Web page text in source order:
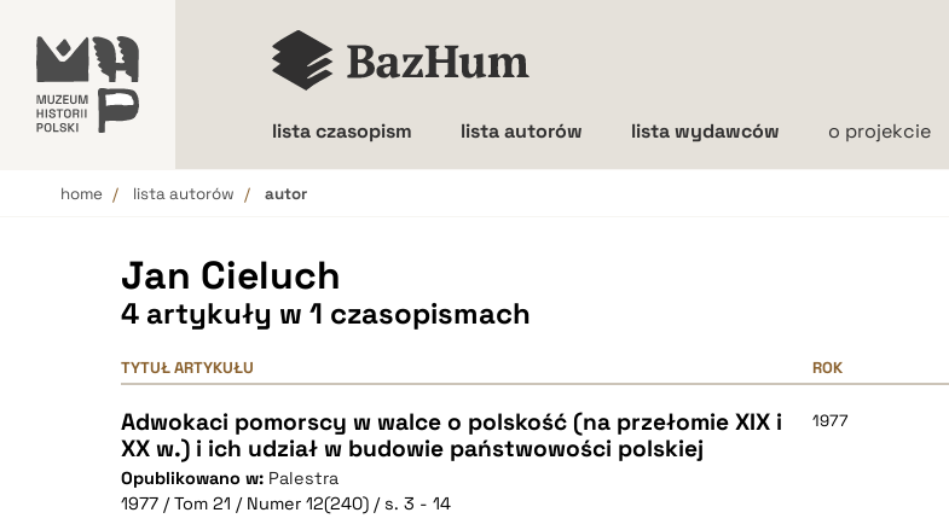
lista czasopism lista autorów lista wydawców o projekcie
home lista autorów autor
Jan Cieluch
4 artykuły w 1 czasopismach
TYTUŁ ARTYKUŁU ROK
Adwokaci pomorscy w walce o polskość (na przełomie XIX i
XX w.) i ich udział w budowie państwowości polskiej
Opublikowano w: Palestra
1977 / Tom 21 / Numer 12(240) / s. 3 - 14
1977